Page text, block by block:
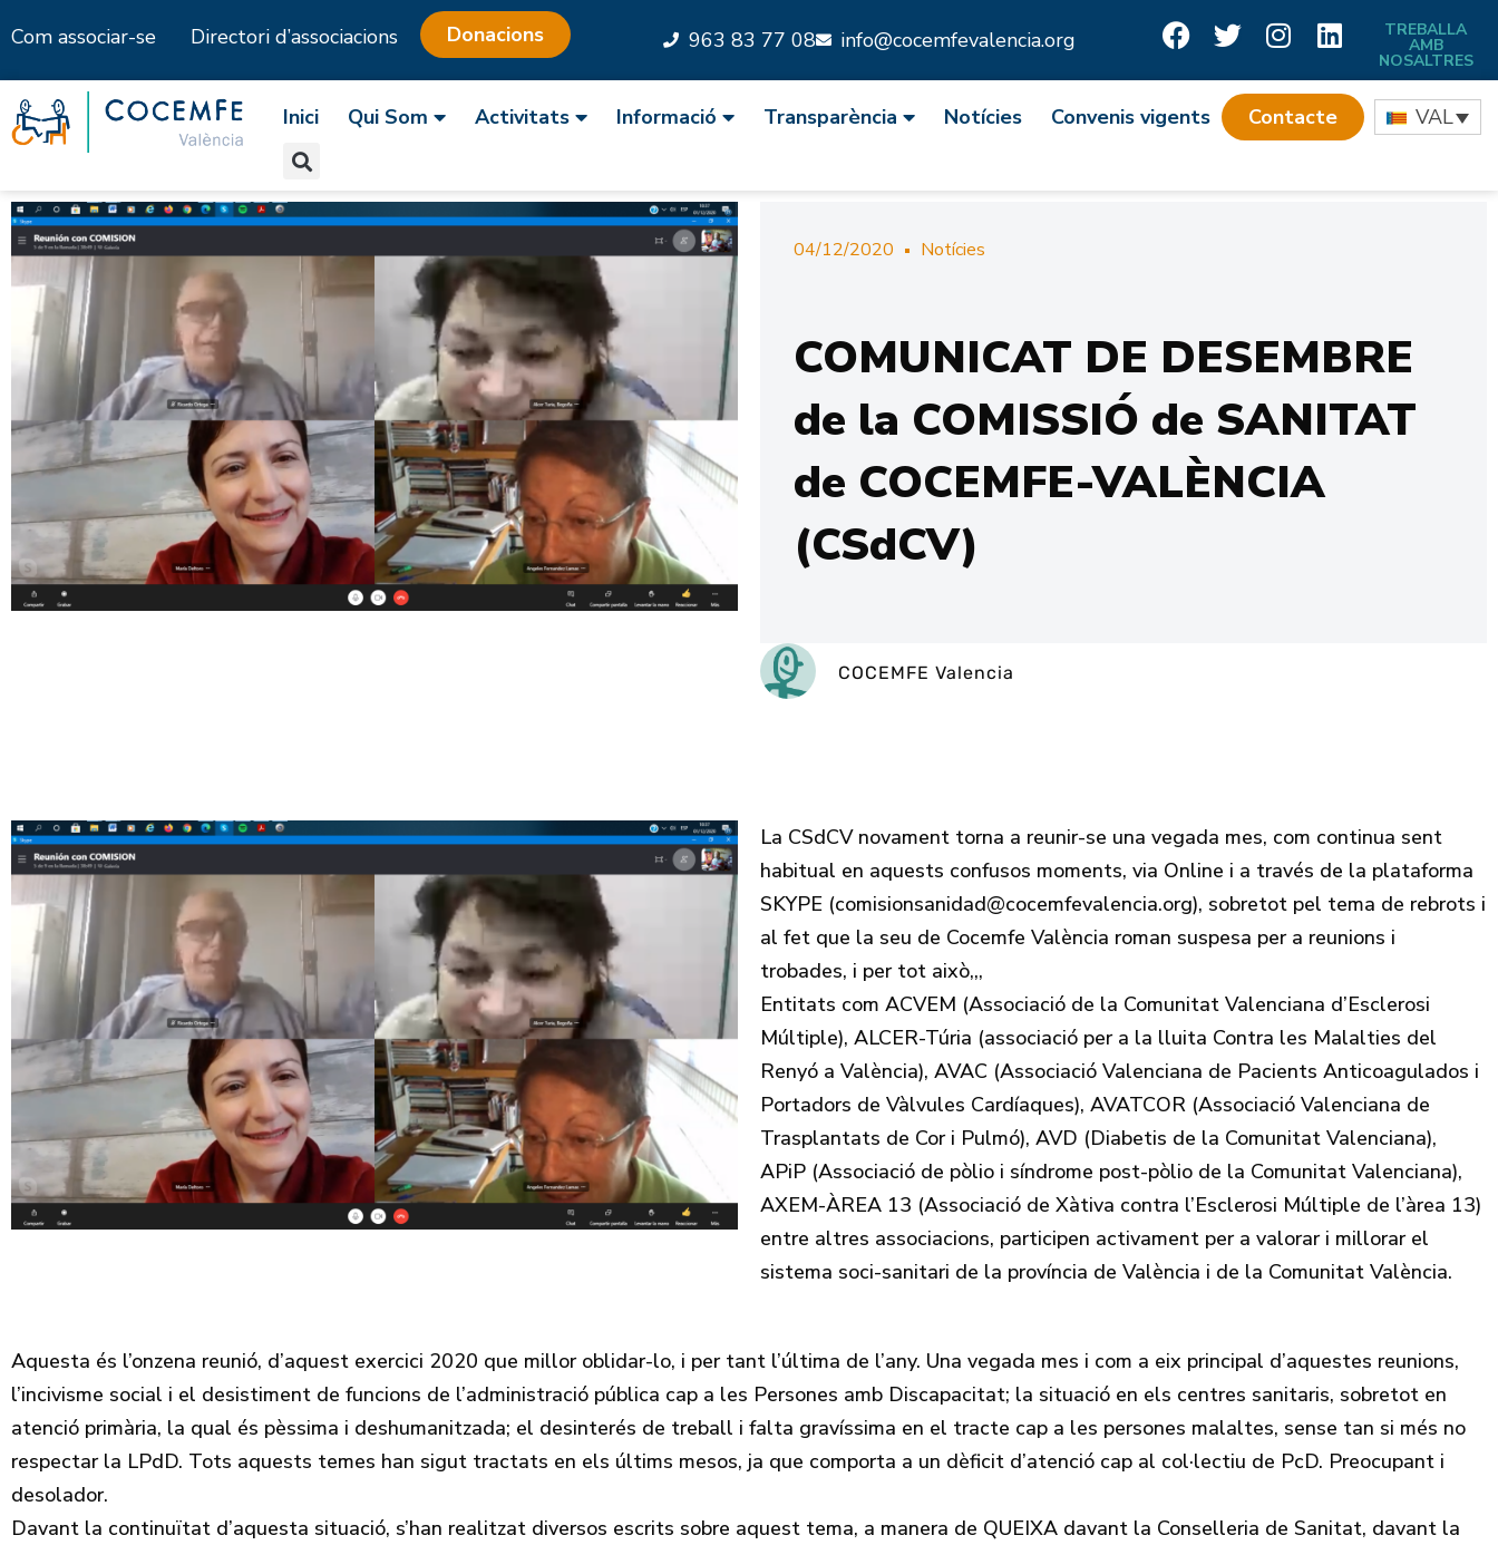
to
content
Com associar-se Directori d’associacions Donacions 963 83 77 08 info@cocemfevalencia.org TREBALLA
AMB
NOSALTRES
Inici Qui Som Activitats Informació Transparència Notícies Convenis vigents Contacte VAL
04/12/2020 Notícies
COMUNICAT DE DESEMBRE
de la COMISSIÓ de SANITAT
de COCEMFE-VALÈNCIA
(CSdCV)
COCEMFE Valencia
La CSdCV novament torna a reunir-se una vegada mes, com continua sent
habitual en aquests confusos moments, via Online i a través de la plataforma
SKYPE (comisionsanidad@cocemfevalencia.org), sobretot pel tema de rebrots i
al fet que la seu de Cocemfe València roman suspesa per a reunions i
trobades, i per tot això,,,
Entitats com ACVEM (Associació de la Comunitat Valenciana d’Esclerosi
Múltiple), ALCER-Túria (associació per a la lluita Contra les Malalties del
Renyó a València), AVAC (Associació Valenciana de Pacients Anticoagulados i
Portadors de Vàlvules Cardíaques), AVATCOR (Associació Valenciana de
Trasplantats de Cor i Pulmó), AVD (Diabetis de la Comunitat Valenciana),
APiP (Associació de pòlio i síndrome post-pòlio de la Comunitat Valenciana),
AXEM-ÀREA 13 (Associació de Xàtiva contra l’Esclerosi Múltiple de l’àrea 13)
entre altres associacions, participen activament per a valorar i millorar el
sistema soci-sanitari de la província de València i de la Comunitat València.
Aquesta és l’onzena reunió, d’aquest exercici 2020 que millor oblidar-lo, i per tant l’última de l’any. Una vegada mes i com a eix principal d’aquestes reunions,
l’incivisme social i el desistiment de funcions de l’administració pública cap a les Persones amb Discapacitat; la situació en els centres sanitaris, sobretot en
atenció primària, la qual és pèssima i deshumanitzada; el desinterés de treball i falta gravíssima en el tracte cap a les persones malaltes, sense tan si més no
respectar la LPdD. Tots aquests temes han sigut tractats en els últims mesos, ja que comporta a un dèficit d’atenció cap al col·lectiu de PcD. Preocupant i
desolador.
Davant la continuïtat d’aquesta situació, s’han realitzat diversos escrits sobre aquest tema, a manera de QUEIXA davant la Conselleria de Sanitat, davant la